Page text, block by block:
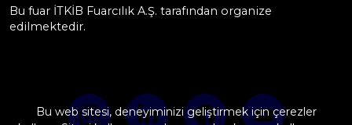
Bu fuar İTKİB Fuarcılık A.Ş. tarafından organize
edilmektedir.
Bu web sitesi, deneyiminizi geliştirmek için çerezler